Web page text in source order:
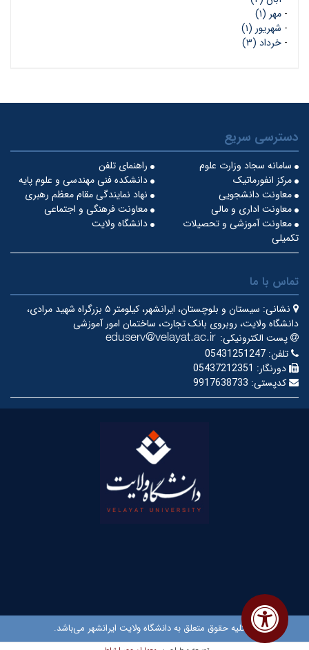
- مهر (۱)
- شهریور (۱)
- خرداد (۳)
دسترسی سریع
راهنمای تلفن
سامانه سجاد وزارت علوم
دانشکده فنی مهندسی و علوم پایه
مرکز انفورماتیک
نهاد نمایندگی مقام معظم رهبری
معاونت دانشجویی
معاونت فرهنگی و اجتماعی
معاونت اداری و مالی
دانشگاه ولایت
معاونت آموزشی و تحصیلات
تکمیلی
تماس با ما
نشانی:
سیستان و بلوچستان، ایرانشهر، کیلومتر ۵ بزرگراه شهید مرادی،
دانشگاه ولایت، روبروی بانک تجارت، ساختمان امور آموزشی
پست الکترونیکی:
تلفن: 05431251247
دورنگار: 05437212351
کدپستی: 9917638733
© کلیه حقوق متعلق به دانشگاه ولایت ایرانشهر می‌باشد.